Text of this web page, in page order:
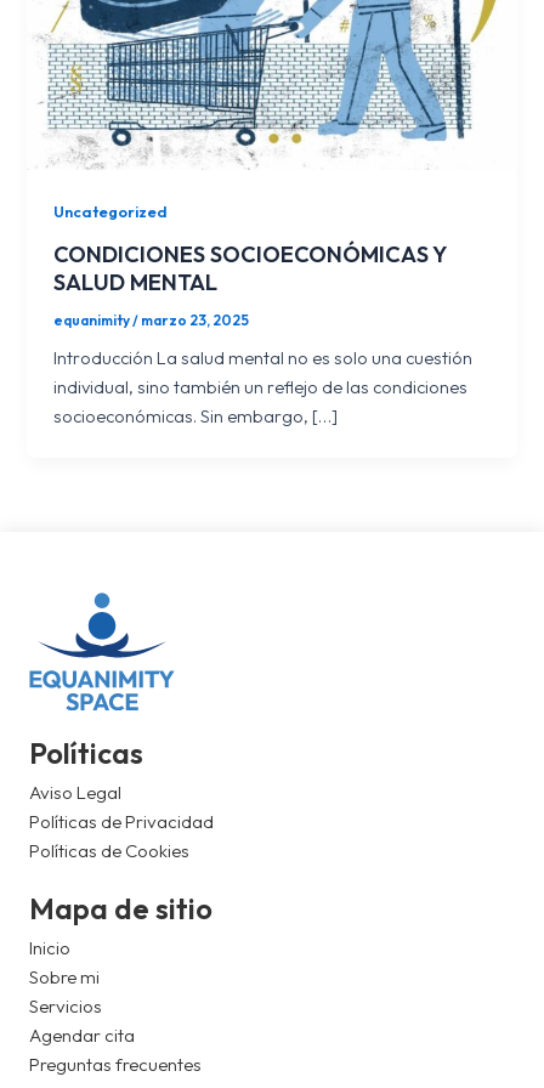
Uncategorized
CONDICIONES SOCIOECONÓMICAS Y
SALUD MENTAL
equanimity/ marzo 23, 2025
Introducción La salud mental no es solo una cuestión
individual, sino también un reflejo de las condiciones
socioeconómicas. Sin embargo, […]
Políticas
Aviso Legal
Políticas de Privacidad
Políticas de Cookies
Mapa de sitio
Inicio
Sobre mi
Servicios
Agendar cita
Preguntas frecuentes